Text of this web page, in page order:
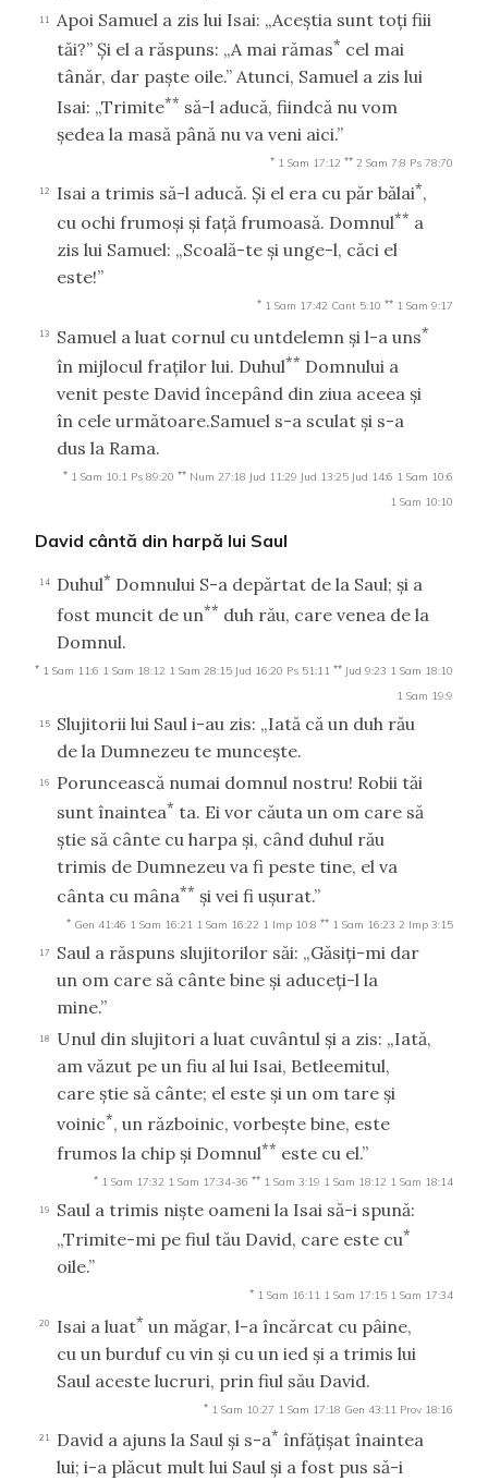
11
Apoi Samuel a zis lui Isai: „Aceştia sunt toţi fiii
tăi?” Şi el a răspuns: „A mai rămas* cel mai
tânăr, dar paşte oile.” Atunci, Samuel a zis lui
Isai: „Trimite** să-l aducă, fiindcă nu vom
şedea la masă până nu va veni aici.”
* 1 Sam 17:12 ** 2 Sam 7:8 Ps 78:70
12 Isai a trimis să-l aducă. Şi el era cu păr bălai*,
cu ochi frumoşi şi faţă frumoasă. Domnul** a
zis lui Samuel: „Scoală-te şi unge-l, căci el
este!”
* 1 Sam 17:42 Cant 5:10 ** 1 Sam 9:17
13 Samuel a luat cornul cu untdelemn şi l-a uns*
în mijlocul fraţilor lui. Duhul** Domnului a
venit peste David începând din ziua aceea şi
în cele următoare.Samuel s-a sculat şi s-a
dus la Rama.
* 1 Sam 10:1 Ps 89:20 ** Num 27:18 Jud 11:29 Jud 13:25 Jud 14:6 1 Sam 10:6
1 Sam 10:10
David cântă din harpă lui Saul
14 Duhul* Domnului S-a depărtat de la Saul; şi a
fost muncit de un** duh rău, care venea de la
Domnul.
* 1 Sam 11:6 1 Sam 18:12 1 Sam 28:15 Jud 16:20 Ps 51:11 ** Jud 9:23 1 Sam 18:10
1 Sam 19:9
15
Slujitorii lui Saul i-au zis: „Iată că un duh rău
de la Dumnezeu te munceşte.
16
Poruncească numai domnul nostru! Robii tăi
sunt înaintea* ta. Ei vor căuta un om care să
ştie să cânte cu harpa şi, când duhul rău
trimis de Dumnezeu va fi peste tine, el va
cânta cu mâna** şi vei fi uşurat.”
* Gen 41:46 1 Sam 16:21 1 Sam 16:22 1 Imp 10:8 ** 1 Sam 16:23 2 Imp 3:15
17
Saul a răspuns slujitorilor săi: „Găsiţi-mi dar
un om care să cânte bine şi aduceţi-l la
mine.”
18
Unul din slujitori a luat cuvântul şi a zis: „Iată,
am văzut pe un fiu al lui Isai, Betleemitul,
care ştie să cânte; el este şi un om tare şi
voinic*, un războinic, vorbeşte bine, este
frumos la chip şi Domnul** este cu el.”
* 1 Sam 17:32 1 Sam 17:34-36 ** 1 Sam 3:19 1 Sam 18:12 1 Sam 18:14
19
Saul a trimis nişte oameni la Isai să-i spună:
„Trimite-mi pe fiul tău David, care este cu*
oile.”
* 1 Sam 16:11 1 Sam 17:15 1 Sam 17:34
20 Isai a luat* un măgar, l-a încărcat cu pâine,
cu un burduf cu vin şi cu un ied şi a trimis lui
Saul aceste lucruri, prin fiul său David.
* 1 Sam 10:27 1 Sam 17:18 Gen 43:11 Prov 18:16
21 David a ajuns la Saul şi s-a* înfăţişat înaintea
lui; i-a plăcut mult lui Saul şi a fost pus să-i